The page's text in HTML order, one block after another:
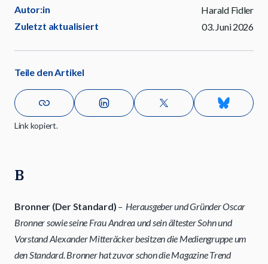
Autor:in
Harald Fidler
Zuletzt aktualisiert
03. Juni 2026
Teile den Artikel
Link kopiert.
B
Bronner (Der Standard) – Herausgeber und Gründer Oscar
Bronner sowie seine Frau Andrea und sein ältester Sohn und
Vorstand Alexander Mitteräcker besitzen die Mediengruppe um
den Standard. Bronner hat zuvor schon die Magazine Trend